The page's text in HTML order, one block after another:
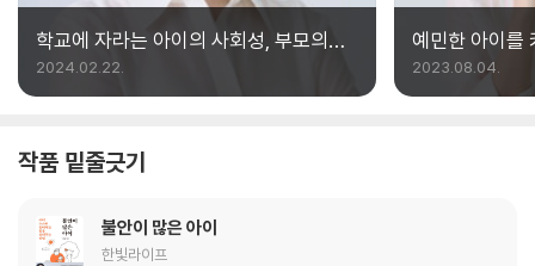
학교에 자라는 아이의 사회성, 부모의
역할이 중요한 이유
2024.02.22.
예민한 아이를
2023.08.04.
작품 밑줄긋기
불안이 많은 아이
한빛라이프